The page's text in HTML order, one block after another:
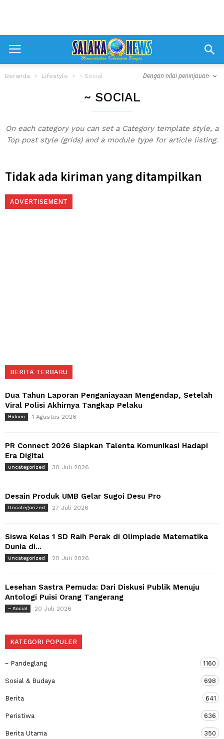
Beranda Lifestyle ~ Social Dengan nilai peninjauan
~ SOCIAL
On each category you can set a Category template style, a
Top post style (grids) and a module type for article listing.
Tidak ada kiriman yang ditampilkan
ADVERTISEMENT
BERITA TERBARU
Dua Tahun Laporan Penganiayaan Mengendap, Setelah
Viral Polisi Akhirnya Tangkap Pelaku
Hukum 1 Agustus 2026
PR Connect 2026 Siapkan Talenta Komunikasi Hadapi
Era Digital
Uncategorized 30 Juli 2026
Desain Produk UMB Gelar Sugoi Desu Pro
Uncategorized 27 Juli 2026
Siswa Kelas 1 SD Raih Perak di Olimpiade Matematika
Dunia di...
Uncategorized 20 Juli 2026
Lesehan Sastra Pemuda: Dari Diskusi Publik Menuju
Antologi Puisi Orang Tangerang
~ Social 20 Juli 2026
KATEGORI POPULER
~ Pandeglang 1160
Sosial & Budaya 698
Berita 641
Peristiwa 636
Berita Utama 350